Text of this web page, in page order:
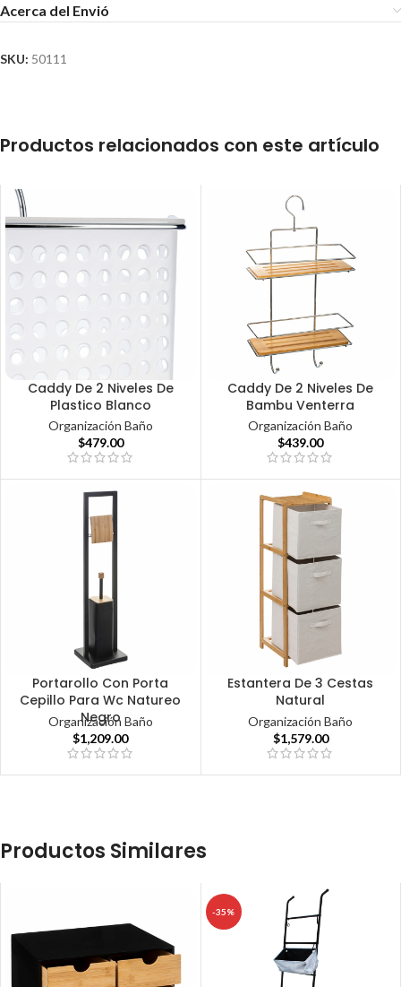
Acerca del Envió
SKU: 50111
Productos relacionados con este artículo
Caddy De 2 Niveles De
Plastico Blanco
Organización Baño
$479.00
Caddy De 2 Niveles De
Bambu Venterra
Organización Baño
$439.00
Portarollo Con Porta
Cepillo Para Wc Natureo
Negro
Organización Baño
$1,209.00
Estantera De 3 Cestas
Natural
Organización Baño
$1,579.00
Productos Similares
-35%